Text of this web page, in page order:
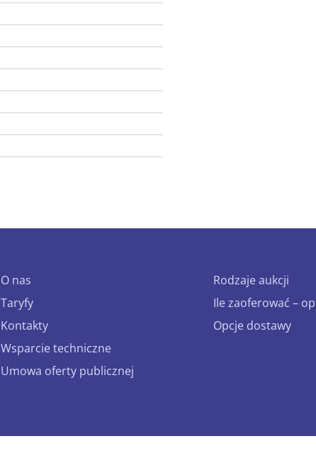
O nas
Taryfy
Kontakty
Wsparcie techniczne
Umowa oferty publicznej
Rodzaje aukcji
Ile zaoferować –
Opcje dostawy